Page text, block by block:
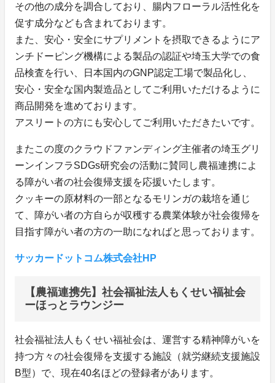
その他の成分を調合しており、腸内フローラル活性化を
促す成分なども含まれております。
また、安心・安全にサプリメントを摂取できるようにア
ンチドーピング機構による製品の認証や埼玉大学での食
品検査を行い、日本国内のGNP認定工場で製品化し、
安心・安全な国内製造品としてご利用いただけるように
商品開発を進めております。
アスリートの方にも安心してご利用いただきたいです。
またこの度のクラウドファンディング主催者の埼玉グリ
ーンインフラSDGs研究会の活動に賛同し農福連携によ
る障がい者の社会復帰支援を応援いたします。
クッキーの原材料の一部となるモリンガの栽培を通じ
て、障がい者の方自らが収穫する農業体験が社会復帰を
目指す障がい者の方の一助になればと思っております。
サッカードットコム株式会社HP
【農福連携先】社会福祉法人もくせい福祉会
ーほっとラウンジー
社会福祉法人もくせい福祉会は、運営する精神障がいを
持つ方々の社会復帰を支援する施設（就労継続支援施設
B型）で、現在40名ほどの登録者があります。